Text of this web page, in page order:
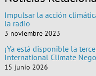
Impulsar la acción
la radio
3 noviembre 2023
¡Ya está disponible la
International Climate
15 junio 2026